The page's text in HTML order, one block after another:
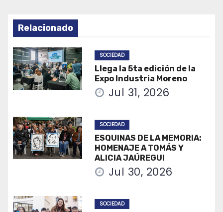
Relacionado
SOCIEDAD
Llega la 5ta edición de la
Expo Industria Moreno
Jul 31, 2026
SOCIEDAD
ESQUINAS DE LA MEMORIA:
HOMENAJE A TOMÁS Y
ALICIA JAÚREGUI
Jul 30, 2026
SOCIEDAD